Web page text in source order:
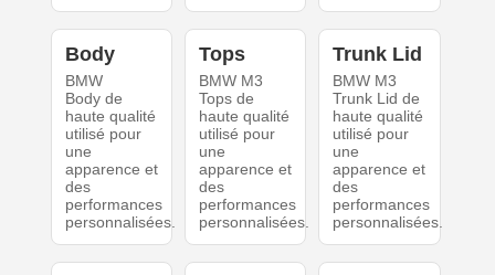
Body
BMW
Body de
haute qualité
utilisé pour
une
apparence et
des
performances
personnalisées.
Tops
BMW M3
Tops de
haute qualité
utilisé pour
une
apparence et
des
performances
personnalisées.
Trunk Lid
BMW M3
Trunk Lid de
haute qualité
utilisé pour
une
apparence et
des
performances
personnalisées.